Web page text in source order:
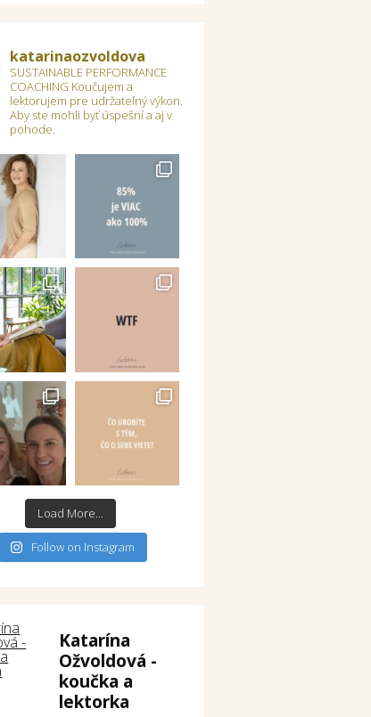
katarinaozvoldova
SUSTAINABLE PERFORMANCE
COACHING Koučujem a
lektorujem pre udržateľný výkon.
Aby ste mohli byť úspešní a aj v
pohode.
Load More...
Follow on Instagram
Katarína
Ožvoldová -
koučka a
lektorka